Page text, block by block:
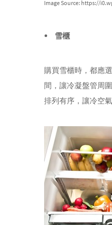
Image Source: https://
雪櫃
購買雪櫃時，都應
間，讓冷凝盤管周
排列有序，讓冷空